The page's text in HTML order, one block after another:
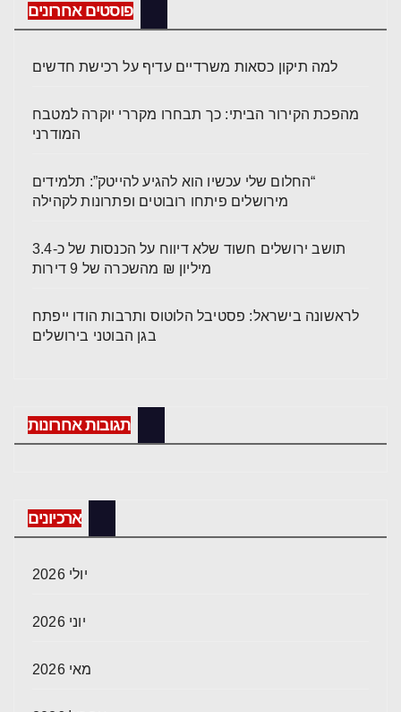
פוסטים אחרונים
למה תיקון כסאות משרדיים עדיף על רכישת חדשים
מהפכת הקירור הביתי: כך תבחרו מקררי יוקרה למטבח
המודרני
“החלום שלי עכשיו הוא להגיע להייטק”: תלמידים
מירושלים פיתחו רובוטים ופתרונות לקהילה
תושב ירושלים חשוד שלא דיווח על הכנסות של כ-3.4
מיליון ₪ מהשכרה של 9 דירות
לראשונה בישראל: פסטיבל הלוטוס ותרבות הודו ייפתח
בגן הבוטני בירושלים
תגובות אחרונות
ארכיונים
יולי 2026
יוני 2026
מאי 2026